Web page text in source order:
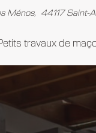
Ménos, 44117 Saint-
travaux de